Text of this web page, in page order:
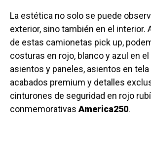
La estética no solo se puede
exterior, sino también en el interior.
de estas camionetas pick up,
costuras en rojo, blanco y azul en el
asientos y paneles, asientos en
acabados premium y detalles
cinturones de seguridad en rojo
conmemorativas America250.